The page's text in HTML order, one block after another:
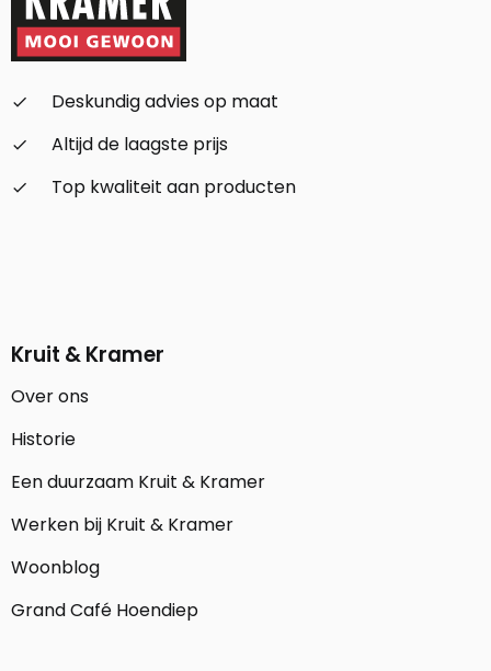
check_small
Deskundig advies op maat
check_small
Altijd de laagste prijs
check_small
Top kwaliteit aan producten
Kruit & Kramer
Over ons
Historie
Een duurzaam Kruit & Kramer
Werken bij Kruit & Kramer
Woonblog
Grand Café Hoendiep